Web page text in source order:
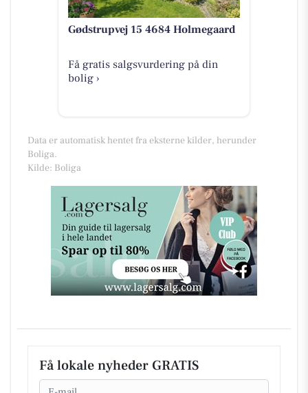
Gødstrupvej 15 4684 Holmegaard
Få gratis salgsvurdering på din
bolig ›
Data er automatisk hentet fra eksterne kilder, herunder
Boliga.
Kilde: Boliga
Få lokale nyheder GRATIS
Email